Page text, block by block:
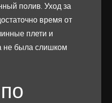
полив. Уход за
время от
плети и
не была слишком